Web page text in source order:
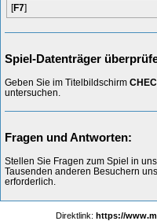
[F7]
Spiel-Datenträger
Geben Sie im Titelbildschirm
untersuchen.
Fragen und Antworten:
Stellen Sie Fragen zum Spiel in
Tausenden anderen Besuchern
erforderlich.
Direktlink: https://